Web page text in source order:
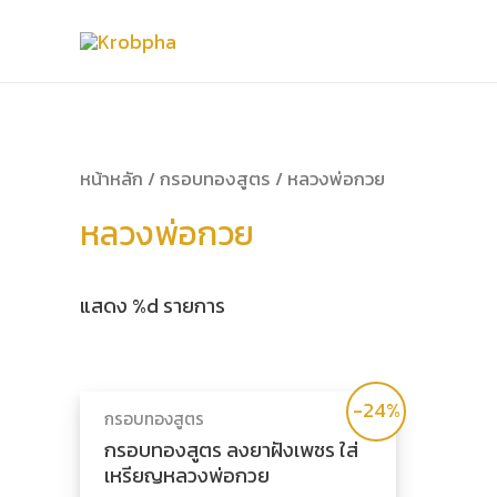
หน้าหลัก /กรอบทองสูตร / หลวงพ่อกวย
หลวงพ่อกวย
แสดง %d รายการ
-24%
กรอบทองสูตร
กรอบทองสูตร ลงยาฝังเพชร ใส่
เหรียญหลวงพ่อกวย